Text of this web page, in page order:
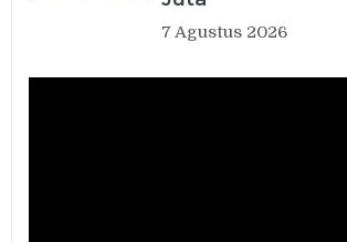
7 Agustus 2026